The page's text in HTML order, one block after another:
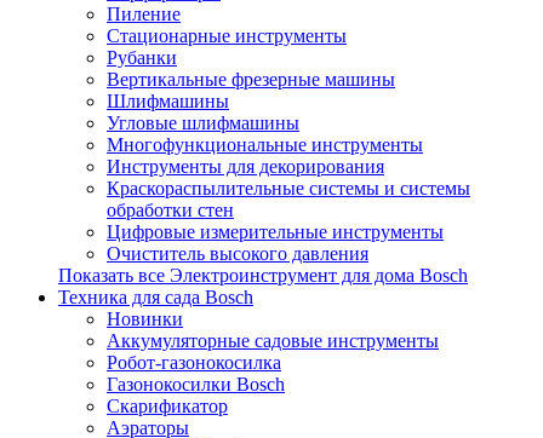
Пиление
Стационарные инструменты
Рубанки
Вертикальные фрезерные машины
Шлифмашины
Угловые шлифмашины
Многофункциональные инструменты
Инструменты для декорирования
Краскораспылительные системы и системы
обработки стен
Цифровые измерительные инструменты
Очиститель высокого давления
Показать все Электроинструмент для дома Bosch
Техника для сада Bosch
Новинки
Аккумуляторные садовые инструменты
Робот-газонокосилка
Газонокосилки Bosch
Скарификатор
Аэраторы